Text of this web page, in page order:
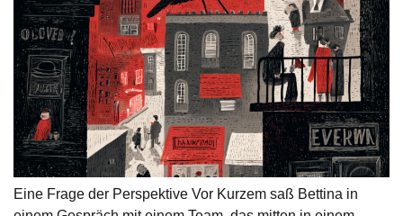
Eine Frage der Perspektive Vor Kurzem saß Bettina in